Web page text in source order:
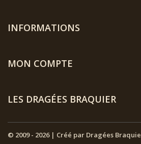
INFORMATIONS
© 2009 - 2026 | Créé par Dragées
MON COMPTE
LES DRAGÉES BRAQUIER